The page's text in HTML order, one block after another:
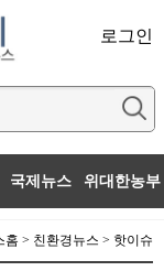
로그인
국제뉴스 위대한농부
홈 > 친환경뉴스 > 핫이슈